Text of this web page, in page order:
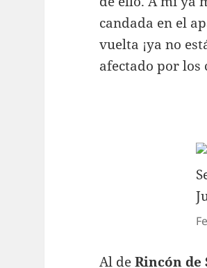
candada en el
vuelta ¡ya no
afectado por los
Al deRincón de